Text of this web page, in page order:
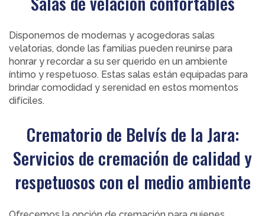
Disponemos de modernas y acogedoras salas
velatorias, donde las familias pueden reunirse para
honrar y recordar a su ser querido en un ambiente
íntimo y respetuoso. Estas salas están equipadas para
brindar comodidad y serenidad en estos momentos
difíciles.
Crematorio de Belvís de la Jara:
Servicios de cremación de calidad y
respetuosos con el medio ambiente